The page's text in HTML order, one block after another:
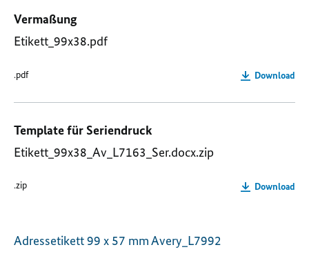
Vermaßung
Etikett_99x38.pdf
.pdf Download
Template für Seriendruck
Etikett_99x38_Av_L7163_Ser.docx.zip
.zip Download
Adressetikett 99 x 57 mm Avery_L7992